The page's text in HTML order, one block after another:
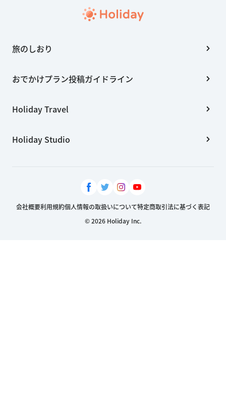
旅のしおり
おでかけプラン投稿ガイドライン
Holiday Travel
Holiday Studio
会社概要利用規約個人情報の取扱いについて特定商取引法に基づく表記
© 2026 Holiday Inc.